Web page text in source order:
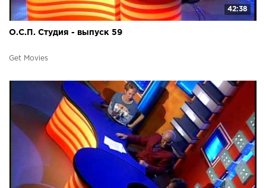
42:38
О.С.П. Студия - выпуск 59
Get Movies